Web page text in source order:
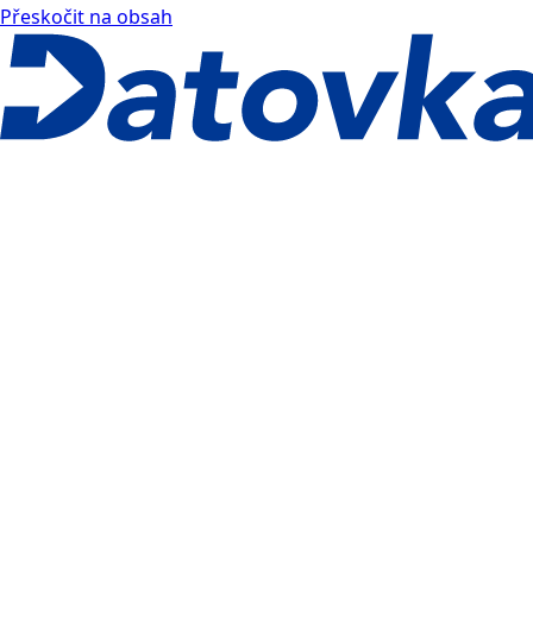
Přeskočit na obsah
Datovka docs